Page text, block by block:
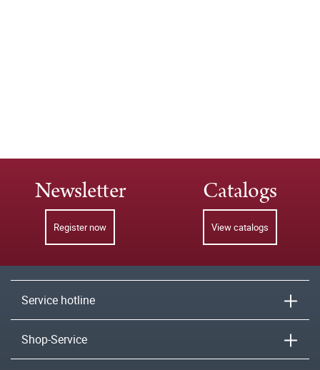
Newsletter
Register now
Catalogs
View catalogs
Service hotline
Shop-Service